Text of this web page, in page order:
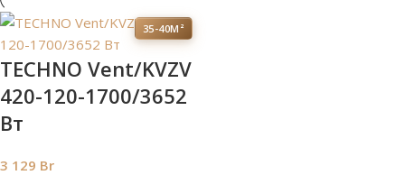
35-40М²
TECHNO Vent/KVZV
420-120-1700/3652
Вт
3 129 Br